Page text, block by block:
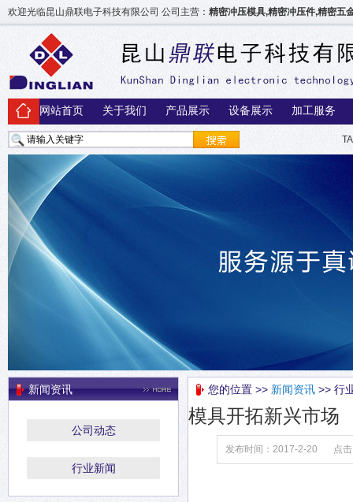
欢迎光临昆山鼎联电子科技有限公司 公司主营： 精密冲压模具,精密冲压件,精密五
网站首页 关于我们 产品展示 设备展示 加工服务
新闻资讯
公司动态
行业新闻
您的位置 >> 新闻资讯 >> 行
模具开拓新兴市场
发布时间：2017-2-20 点